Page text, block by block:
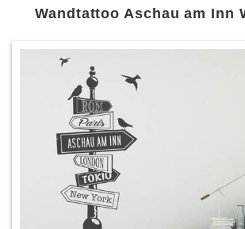
Wandtattoo Aschau am Inn